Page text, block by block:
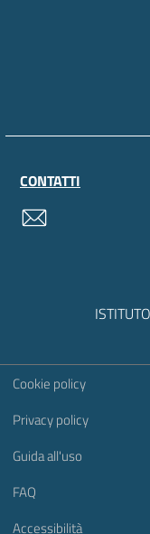
CONTATTI
Sezione
Cookie policy
Privacy policy
Guida all'uso
FAQ
Accessibilità